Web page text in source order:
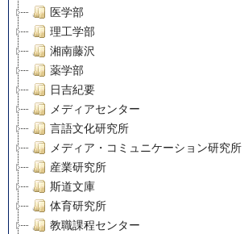
医学部
理工学部
湘南藤沢
薬学部
日吉紀要
メディアセンター
言語文化研究所
メディア・コミュニケーション研究所
産業研究所
斯道文庫
体育研究所
教職課程センター